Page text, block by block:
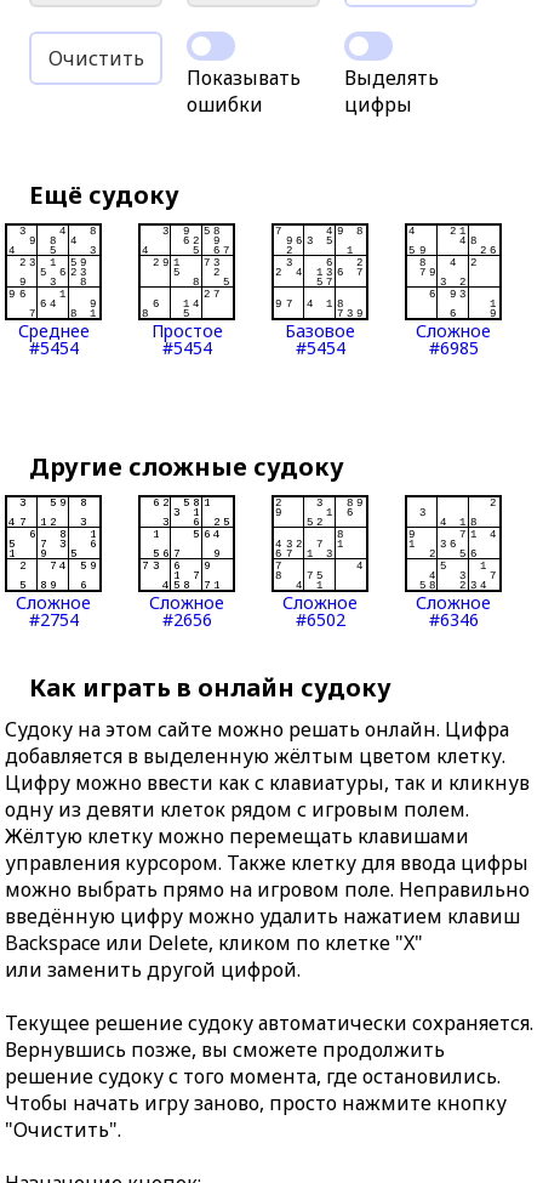
Очистить
Показывать
ошибки
Выделять
цифры
Ещё судоку
Среднее
#5454
Простое
#5454
Базовое
#5454
Сложное
#6985
Другие сложные судоку
Сложное
#2754
Сложное
#2656
Сложное
#6502
Сложное
#6346
Как играть в онлайн судоку
Судоку на этом сайте можно решать онлайн. Цифра
добавляется в выделенную жёлтым цветом клетку.
Цифру можно ввести как с клавиатуры, так и кликнув
одну из девяти клеток рядом с игровым полем.
Жёлтую клетку можно перемещать клавишами
управления курсором. Также клетку для ввода цифры
можно выбрать прямо на игровом поле. Неправильно
введённую цифру можно удалить нажатием клавиш
Backspace или Delete, кликом по клетке "X"
или заменить другой цифрой.
Текущее решение судоку автоматически сохраняется.
Вернувшись позже, вы сможете продолжить
решение судоку с того момента, где остановились.
Чтобы начать игру заново, просто нажмите кнопку
"Очистить".